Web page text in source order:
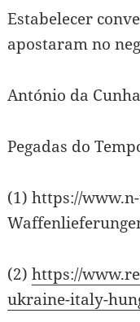
Estabelecer
apostaram no
António da
Pegadas do
(1) https://
(2)https://
ukraine-italy-